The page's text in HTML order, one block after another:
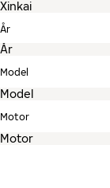
År
Model
Motor